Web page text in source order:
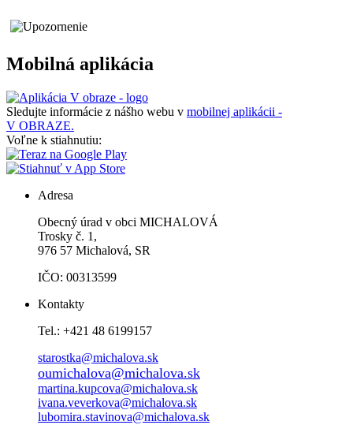
Mobilná aplikácia
Sledujte informácie z nášho webu v mobilnej aplikácii -
V OBRAZE.
Voľne k stiahnutiu:
Adresa
Obecný úrad v obci MICHALOVÁ
Trosky č. 1,
976 57 Michalová, SR
IČO: 00313599
Kontakty
Tel.: +421 48 6199157
starostka@michalova.sk
oumichalova@michalova.sk
martina.kupcova@michalova.sk
ivana.veverkova@michalova.sk
lubomira.stavinova@michalova.sk